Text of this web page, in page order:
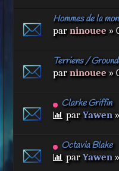
Hommes de la
par ninouee »
Terriens /
par ninouee »
Clarke Griffin
par Yawen
Octavia Blake
par Yawen